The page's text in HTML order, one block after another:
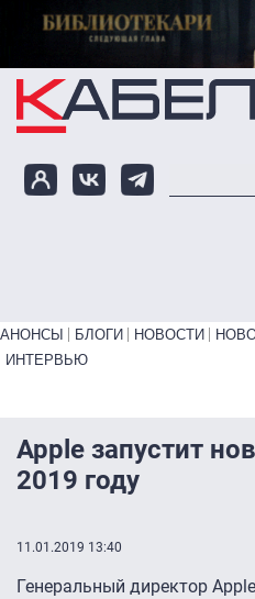
Перейти к основному
Primary links bottom
АНОНСЫ БЛОГИ НОВОСТИ
ИНТЕРВЬЮ
Apple запустит
2019 году
11.01.2019 13:40
Генеральный директор Apple